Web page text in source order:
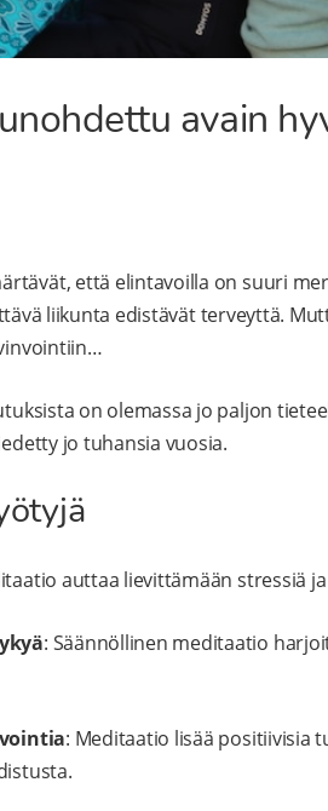
avain
että elintavoilla on suuri
liikunta edistävät terveyttä.
on olemassa jo paljon
jo tuhansia vuosia.
auttaa lievittämään stressiä
: Säännöllinen meditaatio
: Meditaatio lisää positiivisia